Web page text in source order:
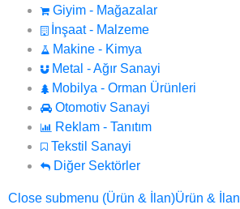
Giyim - Mağazalar
İnşaat - Malzeme
Makine - Kimya
Metal - Ağır Sanayi
Mobilya - Orman Ürünleri
Otomotiv Sanayi
Reklam - Tanıtım
Tekstil Sanayi
Diğer Sektörler
Close submenu (Ürün & İlan)Ürün & İlan